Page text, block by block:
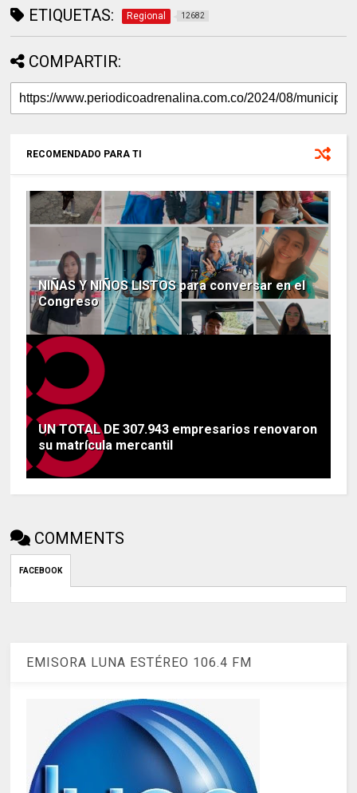
ETIQUETAS: Regional 12682
COMPARTIR:
RECOMENDADO PARA TI
NIÑAS Y NIÑOS LISTOS para conversar en el
Congreso
UN TOTAL DE 307.943 empresarios renovaron
su matrícula mercantil
COMMENTS
FACEBOOK
EMISORA LUNA ESTÉREO 106.4 FM